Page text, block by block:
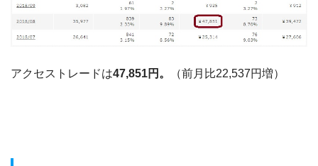
アクセストレードは47,851円。 （前月比22,537円増）